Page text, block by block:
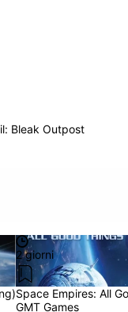
Bleak Outpost
2 giorni
Space Empires: All
GMT Games